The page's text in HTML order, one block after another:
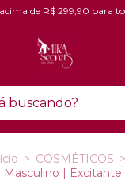
de R$ 299,90 para
> COSMÉTICOS >
Masculino | Excitante